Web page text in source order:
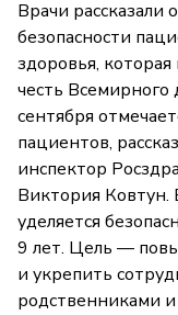
Врачи рассказали
безопасности
здоровья,
честь Всемирного
сентября
пациентов,
инспектор
Виктория Ковтун.
уделяется
9 лет. Цель —
и укрепить
родственниками